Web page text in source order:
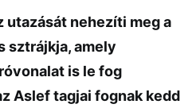
utazását nehezíti meg a
sztrájkja, amely
is le fog
Aslef tagjai fognak kedd